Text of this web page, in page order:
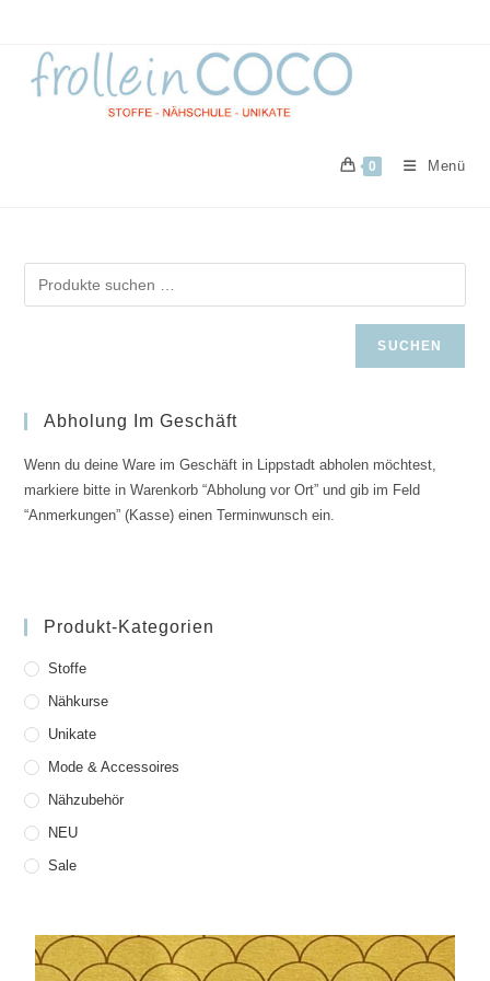
springen
0 Menü
SUCHEN
Abholung Im Geschäft
Wenn du deine Ware im Geschäft in Lippstadt abholen möchtest,
markiere bitte in Warenkorb “Abholung vor Ort” und gib im Feld
“Anmerkungen” (Kasse) einen Terminwunsch ein.
Produkt-Kategorien
Stoffe
Nähkurse
Unikate
Mode & Accessoires
Nähzubehör
NEU
Sale